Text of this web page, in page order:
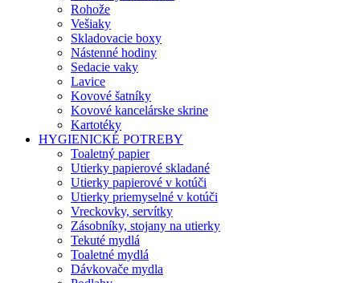
Rohože
Vešiaky
Skladovacie boxy
Nástenné hodiny
Sedacie vaky
Lavice
Kovové šatníky
Kovové kancelárske skrine
Kartotéky
HYGIENICKÉ POTREBY
Toaletný papier
Utierky papierové skladané
Utierky papierové v kotúči
Utierky priemyselné v kotúči
Vreckovky, servítky
Zásobníky, stojany na utierky
Tekuté mydlá
Toaletné mydlá
Dávkovače mydla